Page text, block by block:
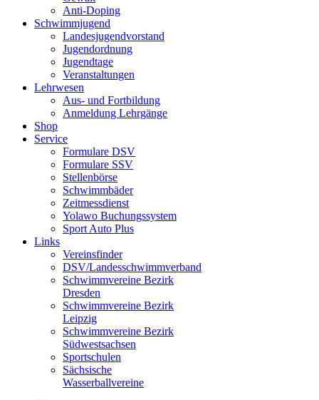
Anti-Doping
Schwimmjugend
Landesjugendvorstand
Jugendordnung
Jugendtage
Veranstaltungen
Lehrwesen
Aus- und Fortbildung
Anmeldung Lehrgänge
Shop
Service
Formulare DSV
Formulare SSV
Stellenbörse
Schwimmbäder
Zeitmessdienst
Yolawo Buchungssystem
Sport Auto Plus
Links
Vereinsfinder
DSV/Landesschwimmverband
Schwimmvereine Bezirk
Dresden
Schwimmvereine Bezirk
Leipzig
Schwimmvereine Bezirk
Südwestsachsen
Sportschulen
Sächsische
Wasserballvereine